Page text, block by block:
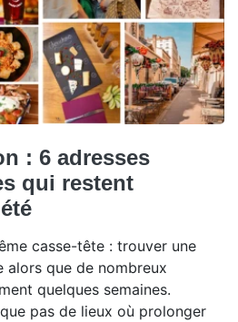
: 6 adresses
qui restent
casse-tête : trouver une
alors que de nombreux
quelques semaines.
pas de lieux où prolonger